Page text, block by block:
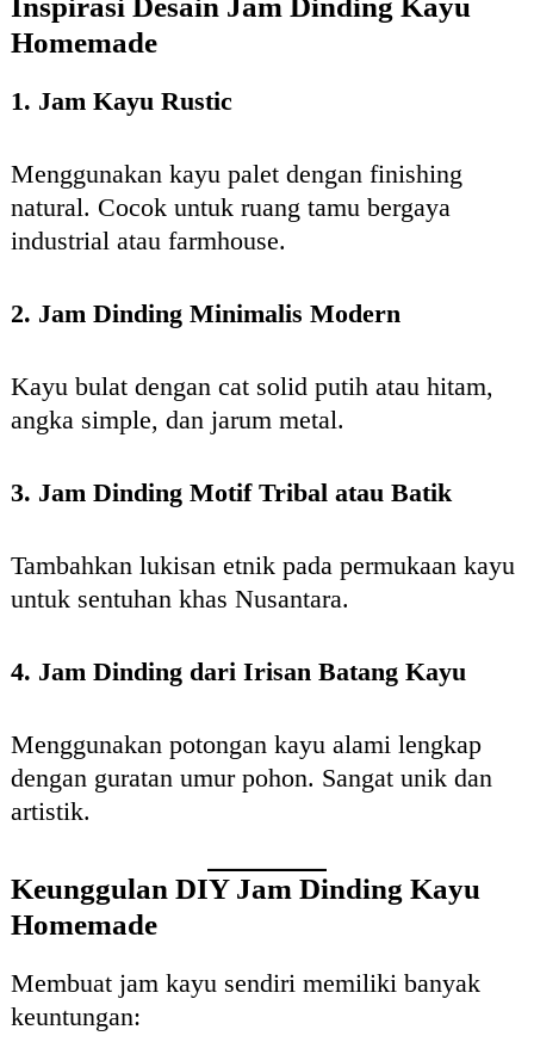
Homemade
1. Jam Kayu Rustic
Menggunakan kayu palet dengan finishing
natural. Cocok untuk ruang tamu bergaya
industrial atau farmhouse.
2. Jam Dinding Minimalis Modern
Kayu bulat dengan cat solid putih atau hitam,
angka simple, dan jarum metal.
3. Jam Dinding Motif Tribal atau Batik
Tambahkan lukisan etnik pada permukaan kayu
untuk sentuhan khas Nusantara.
4. Jam Dinding dari Irisan Batang Kayu
Menggunakan potongan kayu alami lengkap
dengan guratan umur pohon. Sangat unik dan
artistik.
Keunggulan DIY Jam Dinding Kayu
Homemade
Membuat jam kayu sendiri memiliki banyak
keuntungan: